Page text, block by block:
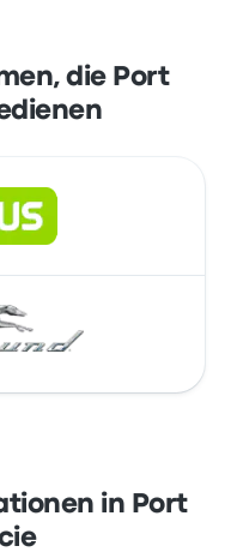
die Port
in Port